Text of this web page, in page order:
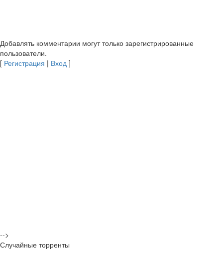
Добавлять комментарии могут только зарегистрированные
пользователи.
[ Регистрация | Вход ]
-->
Случайные торренты